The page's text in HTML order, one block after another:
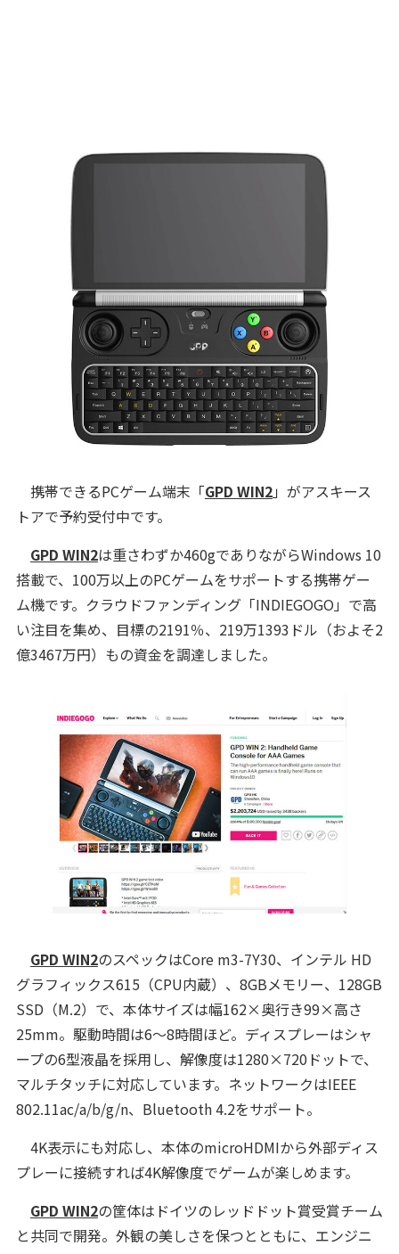
携帯できるPCゲーム端末「GPD WIN2」がアスキース
トアで予約受付中です。
GPD WIN2は重さわずか460gでありながらWindows 10
搭載で、100万以上のPCゲームをサポートする携帯ゲー
ム機です。クラウドファンディング「INDIEGOGO」で高
い注目を集め、目標の2191％、219万1393ドル（およそ2
億3467万円）もの資金を調達しました。
GPD WIN2のスペックはCore m3-7Y30、インテル HD
グラフィックス615（CPU内蔵）、8GBメモリー、128GB
SSD（M.2）で、本体サイズは幅162×奥行き99×高さ
25mm。駆動時間は6～8時間ほど。ディスプレーはシャ
ープの6型液晶を採用し、解像度は1280×720ドットで、
マルチタッチに対応しています。ネットワークはIEEE
802.11ac/a/b/g/n、Bluetooth 4.2をサポート。
4K表示にも対応し、本体のmicroHDMIから外部ディス
プレーに接続すれば4K解像度でゲームが楽しめます。
GPD WIN2の筐体はドイツのレッドドット賞受賞チーム
と共同で開発。外観の美しさを保つとともに、エンジニ